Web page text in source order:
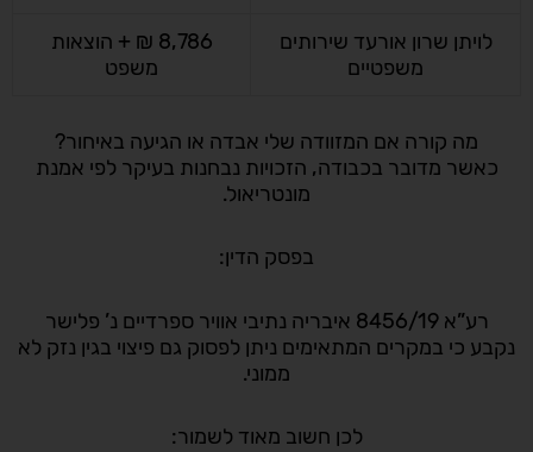
לויתן שרון אורעד שירותים
משפטיים
8,786 ₪ + הוצאות
משפט
מה קורה אם המזוודה שלי אבדה או הגיעה באיחור?
כאשר מדובר בכבודה, הזכויות נבחנות בעיקר לפי אמנת
מונטריאול.
בפסק הדין:
רע”א 8456/19 איבריה נתיבי אוויר ספרדיים נ’ פלישר
נקבע כי במקרים המתאימים ניתן לפסוק גם פיצוי בגין נזק לא
ממוני.
לכן חשוב מאוד לשמור: